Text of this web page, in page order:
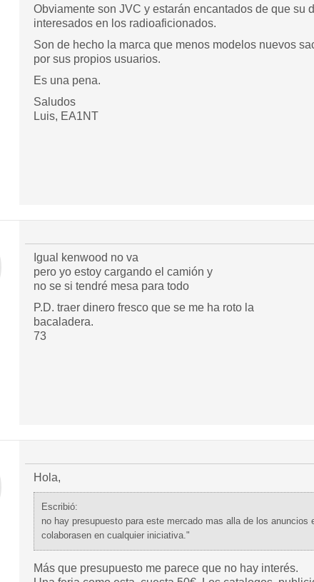
Obviamente son JVC y estarán encantados de que
interesados en los radioaficionados.
Son de hecho la marca que menos modelos nuevos
por sus propios usuarios.
Es una pena.
Saludos
Luis, EA1NT
Igual kenwood no va
pero yo estoy cargando el camión y
no se si tendré mesa para todo
P.D. traer dinero fresco que se me ha roto la
bacaladera.
73
Hola,
Escribió:
no hay presupuesto para este mercado mas alla de los
colaborasen en cualquier iniciativa."
Más que presupuesto me parece que no hay interés.